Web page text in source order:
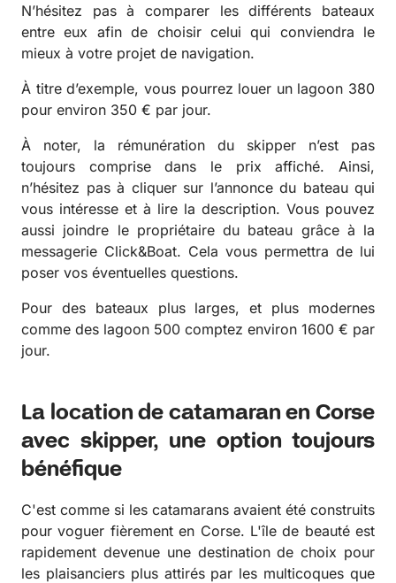
N’hésitez pas à comparer les différents bateaux
entre eux afin de choisir celui qui conviendra le
mieux à votre projet de navigation.
À titre d’exemple, vous pourrez louer un lagoon 380
pour environ 350 € par jour.
À noter, la rémunération du skipper n’est pas
toujours comprise dans le prix affiché. Ainsi,
n’hésitez pas à cliquer sur l’annonce du bateau qui
vous intéresse et à lire la description. Vous pouvez
aussi joindre le propriétaire du bateau grâce à la
messagerie Click&Boat. Cela vous permettra de lui
poser vos éventuelles questions.
Pour des bateaux plus larges, et plus modernes
comme des lagoon 500 comptez environ 1600 € par
jour.
La location de catamaran en Corse
avec skipper, une option toujours
bénéfique
C'est comme si les catamarans avaient été construits
pour voguer fièrement en Corse. L'île de beauté est
rapidement devenue une destination de choix pour
les plaisanciers plus attirés par les multicoques que